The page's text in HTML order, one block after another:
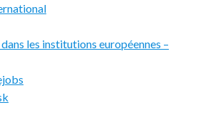
les institutions européennes –